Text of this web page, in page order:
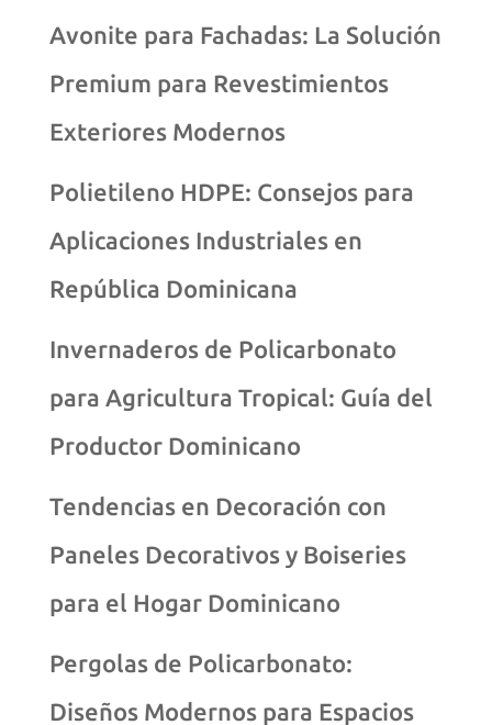
Avonite para Fachadas: La Solución
Premium para Revestimientos
Exteriores Modernos
Polietileno HDPE: Consejos para
Aplicaciones Industriales en
República Dominicana
Invernaderos de Policarbonato
para Agricultura Tropical: Guía del
Productor Dominicano
Tendencias en Decoración con
Paneles Decorativos y Boiseries
para el Hogar Dominicano
Pergolas de Policarbonato:
Diseños Modernos para Espacios